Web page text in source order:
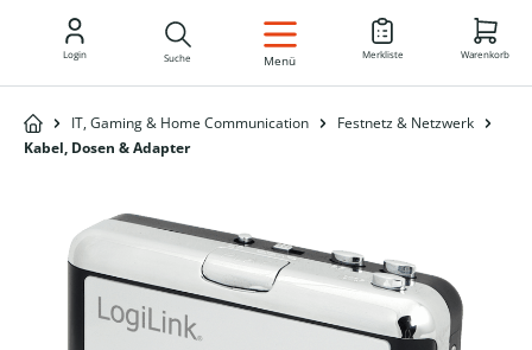
DE
Login Suche Menü Merkliste Warenkorb
IT, Gaming & Home Communication
Festnetz & Netzwerk
Kabel, Dosen & Adapter